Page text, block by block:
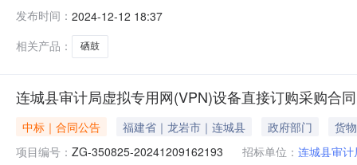
址：福建省龙岩市新罗区西城西平西安南路8号15C3室
发布时间： 2024-12-12 18:37
相关产品：
硒鼓
连城县审计局虚拟专用网(VPN)设备直接订购采购合同
中标｜合同公告 福建省｜龙岩市｜连城县 政府部门
货物
项目编号： ZG-350825-20241209162193 招标单位： 连城县审计